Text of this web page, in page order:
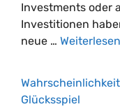
Investments oder
Investitionen
neue …
Glücksspiel